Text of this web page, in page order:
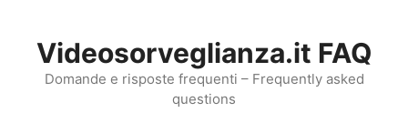
contenutoVideosorveglianza.it FAQ
Domande e risposte frequenti – Frequently asked
questions